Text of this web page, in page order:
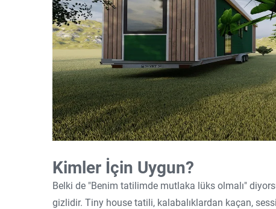
Kimler İçin Uygun?
Belki de "Benim tatilimde mutlaka lüks olmalı"
gizlidir. Tiny house tatili, kalabalıklardan kaçan,